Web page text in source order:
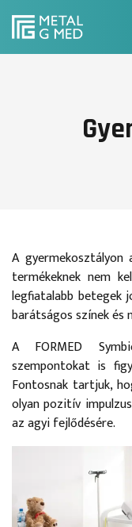
A
termékeknek nem
legfiatalabb betegek
barátságos színek és
A FORMED
szempontokat is
Fontosnak tartjuk,
olyan pozitív
az agyi fejlődésére.